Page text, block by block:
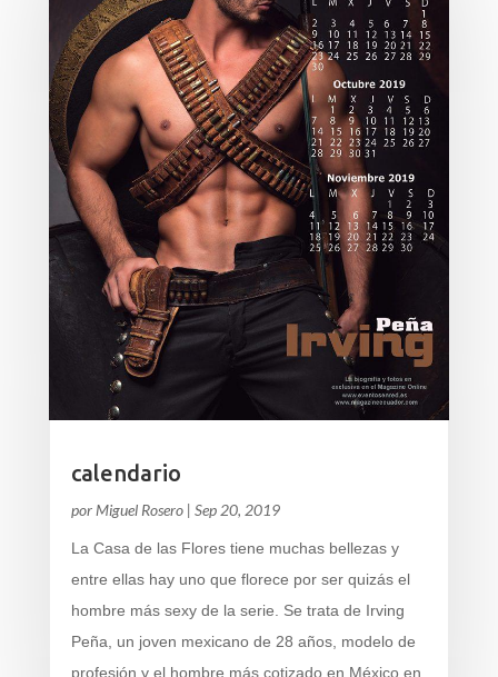
calendario
por Miguel Rosero| Sep 20, 2019
La Casa de las Flores tiene muchas bellezas y
entre ellas hay uno que florece por ser quizás el
hombre más sexy de la serie. Se trata de Irving
Peña, un joven mexicano de 28 años, modelo de
profesión y el hombre más cotizado en México en